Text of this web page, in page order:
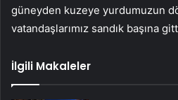
güneyden kuzeye yurdumuzun
vatandaşlarımız sandık başına
İlgili Makaleler